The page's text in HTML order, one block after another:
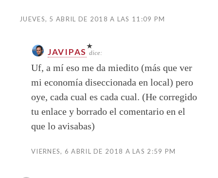
JUEVES, 5 ABRIL DE 2018 A LAS 11:09 PM
JAVIPAS dice:
Uf, a mí eso me da miedito (más que ver
mi economía diseccionada en local) pero
oye, cada cual es cada cual. (He corregido
tu enlace y borrado el comentario en el
que lo avisabas)
VIERNES, 6 ABRIL DE 2018 A LAS 2:59 PM